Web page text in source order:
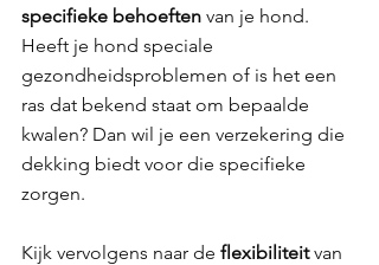
specifieke behoeften van je hond.
Heeft je hond speciale
gezondheidsproblemen of is het een
ras dat bekend staat om bepaalde
kwalen? Dan wil je een verzekering die
dekking biedt voor die specifieke
zorgen.
Kijk vervolgens naar de flexibiliteit van